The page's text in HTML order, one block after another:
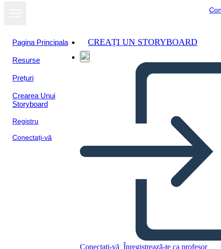
Pagina Principala
Resurse
Prețuri
Crearea Unui
Storyboard
Registru
Conectați-vă
CREAȚI UN STORYBOARD
Conectați-vă Înregistrează-te ca profesor
Ettevõttedisaini Mõtlemise
Copiați acest Storyboard